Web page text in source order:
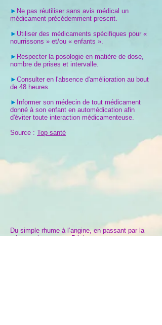
► Ne pas réutiliser sans avis médical un
médicament précédemment prescrit.
► Utiliser des médicaments spécifiques pour «
nourrissons » et/ou « enfants ».
► Respecter la posologie en matière de dose,
nombre de prises et intervalle.
► Consulter en l'absence d'amélioration au bout
de 48 heures.
► Informer son médecin de tout médicament
donné à son enfant en automédication afin
d'éviter toute interaction médicamenteuse.
Source : Top santé
Du simple rhume à l’angine, en passant par la
grippe et la gastro… Bénins ou non, ces maux